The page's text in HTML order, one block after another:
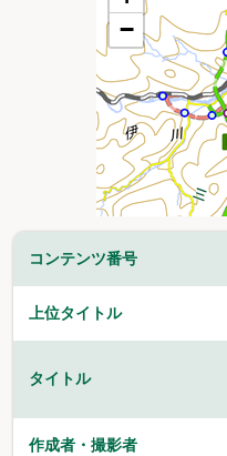
−
コンテンツ番号
上位タイトル
タイトル
作成者・撮影者